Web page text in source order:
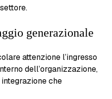
generazionale
attenzione l’ingresso
dell’organizzazione,
che